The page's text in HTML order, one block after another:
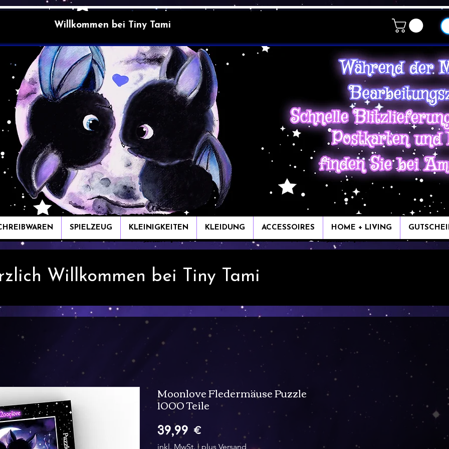
Willkommen bei Tiny Tami
SPIELZEUG KLEINIGKEITEN KLEIDUNG ACCESSOIRES HOME + LIVING
Willkommen bei Tiny Tami
Moonlove Fledermäuse Puzzle
1000 Teile
39,99 €Preis
inkl. MwSt. | plus Versand